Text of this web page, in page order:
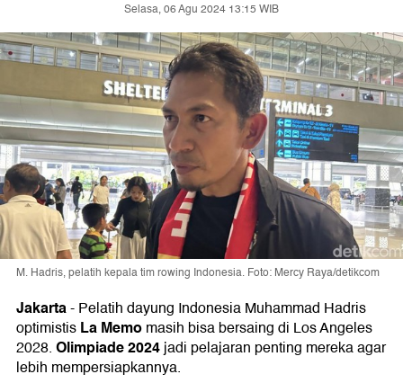
Selasa, 06 Agu 2024 13:15 WIB
M. Hadris, pelatih kepala tim rowing Indonesia. Foto: Mercy Raya/detikcom
Jakarta-Pelatih dayung Indonesia Muhammad Hadris
optimistisLa Memomasih bisa bersaing di Los Angeles
2028.Olimpiade 2024jadi pelajaran penting mereka agar
lebih mempersiapkannya.